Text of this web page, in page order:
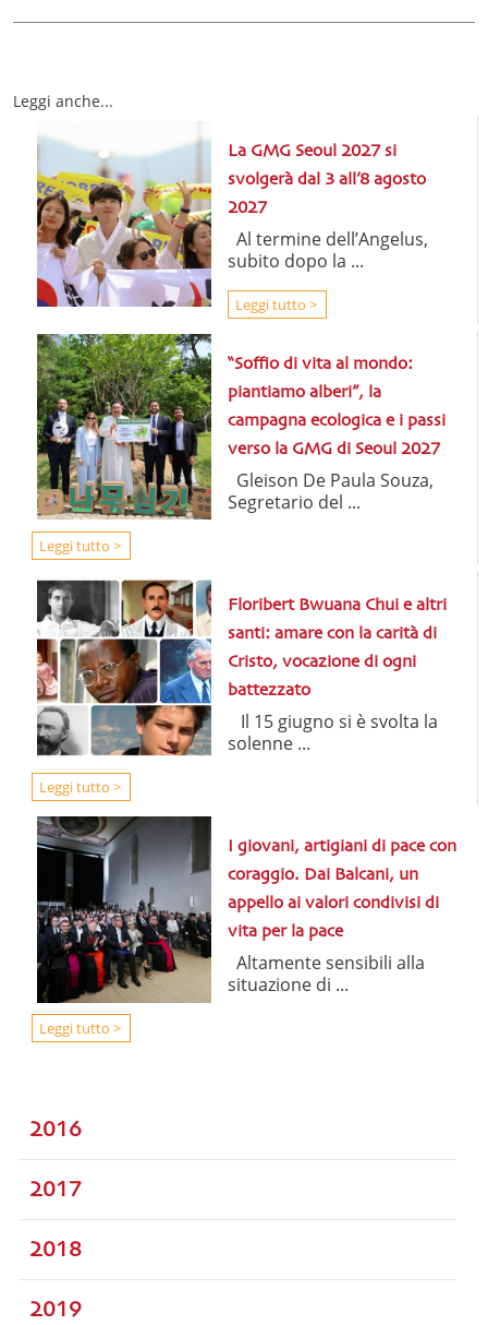
Leggi anche...
La GMG Seoul 2027 si
svolgerà dal 3 all’8 agosto
2027
Al termine dell’Angelus,
subito dopo la ...
Leggi tutto >
“Soffio di vita al mondo:
piantiamo alberi”, la
campagna ecologica e i passi
verso la GMG di Seoul 2027
Gleison De Paula Souza,
Segretario del ...
Leggi tutto >
Floribert Bwuana Chui e altri
santi: amare con la carità di
Cristo, vocazione di ogni
battezzato
Il 15 giugno si è svolta la
solenne ...
Leggi tutto >
I giovani, artigiani di pace con
coraggio. Dai Balcani, un
appello ai valori condivisi di
vita per la pace
Altamente sensibili alla
situazione di ...
Leggi tutto >
2016
2017
2018
2019